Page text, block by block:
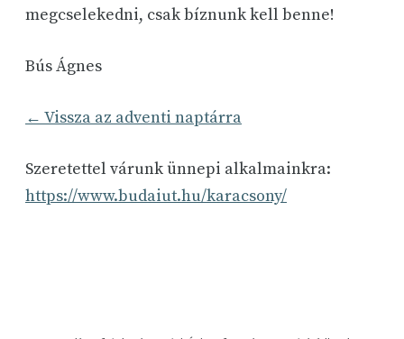
megcselekedni, csak bíznunk kell benne!
Bús Ágnes
← Vissza az adventi naptárra
Szeretettel várunk ünnepi alkalmainkra:
https://www.budaiut.hu/karacsony/